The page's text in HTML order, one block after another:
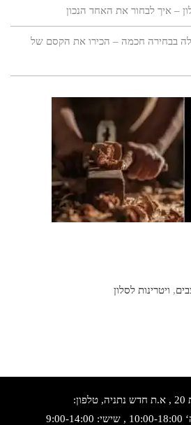
– איך לבחור את האחד הנכון
בבחירה חכמה – הכירו את הקסם של
, ויטרינות לסלון